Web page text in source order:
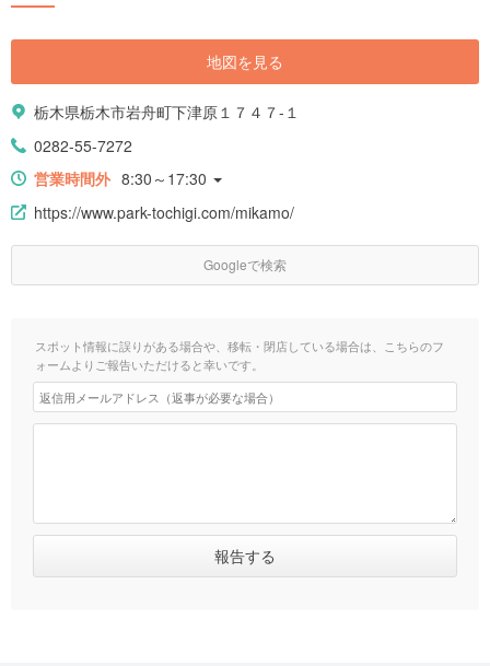
地図を見る
栃木県栃木市岩舟町下津原１７４７-１
0282-55-7272
営業時間外 8:30～17:30
https://www.park-tochigi.com/mikamo/
Googleで検索
スポット情報に誤りがある場合や、移転・閉店している場合は、こちらのフ
ォームよりご報告いただけると幸いです。